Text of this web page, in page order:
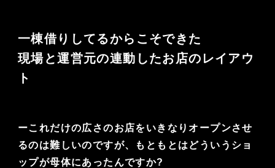
一棟借りしてるからこそできた
現場と運営元の連動したお店のレイアウ
ト
ーこれだけの広さのお店をいきなりオープンさせ
るのは難しいのですが、もともとはどういうショ
ップが母体にあったんですか?